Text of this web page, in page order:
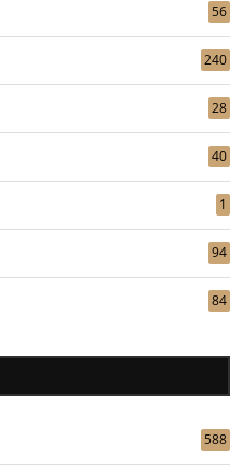
56
240
28
40
1
94
84
588